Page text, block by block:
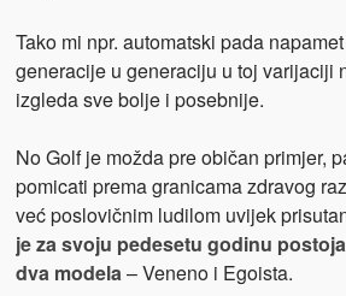
Tako mi npr. automatski pada napamet
generacije u generaciju u toj varijaciji
izgleda sve bolje i posebnije.
No Golf je možda pre običan primjer,
pomicati prema granicama zdravog
već poslovičnim ludilom uvijek
je za svoju pedesetu godinu
dva modela– Veneno i Egoista.